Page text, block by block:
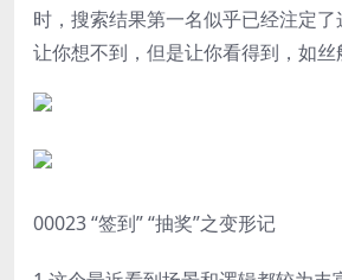
时，搜索结果第一名似乎已经注定了
让你想不到，但是让你看得到，如丝
00023 “签到” “抽奖”之变形记